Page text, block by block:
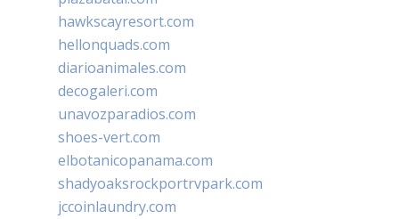
hawkscayresort.com
hellonquads.com
diarioanimales.com
decogaleri.com
unavozparadios.com
shoes-vert.com
elbotanicopanama.com
shadyoaksrockportrvpark.com
jccoinlaundry.com